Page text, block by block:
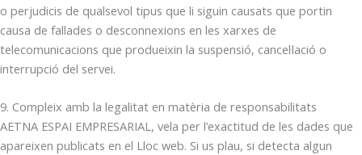
o perjudicis de qualsevol tipus que li siguin causats que portin
causa de fallades o desconnexions en les xarxes de
telecomunicacions que produeixin la suspensió, cancel·lació o
interrupció del servei.
9. Compleix amb la legalitat en matèria de responsabilitats
AETNA ESPAI EMPRESARIAL, vela per l’exactitud de les dades que
apareixen publicats en el Lloc web. Si us plau, si detecta algun